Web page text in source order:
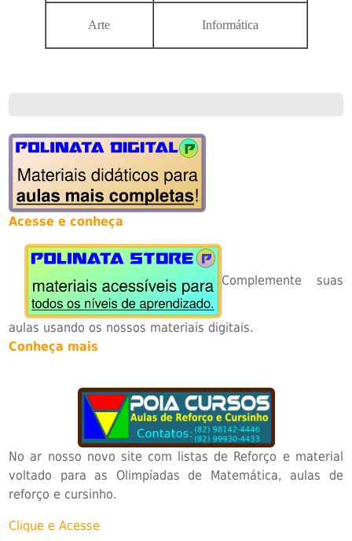
Arte Informática
Acesse e conheça
Complemente suas
aulas usando os nossos materiais digitais.
Conheça mais
No ar nosso novo site com listas de Reforço e material
voltado para as Olimpíadas de Matemática, aulas de
reforço e cursinho.
Clique e Acesse